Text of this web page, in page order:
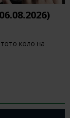
коло на